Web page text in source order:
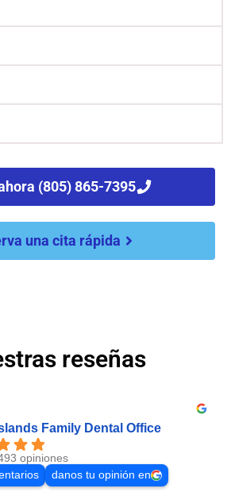
(805) 865-7395
una cita rápida
reseñas
Family Dental Office
opiniones
danos tu opinión en